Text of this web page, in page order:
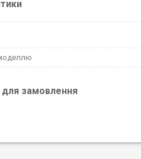
моделлю
для замовлення